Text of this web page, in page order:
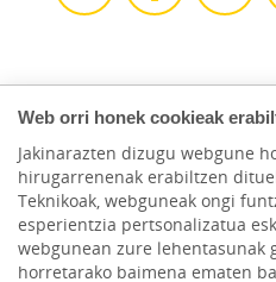
Web orri honek cookieak
Jakinarazten dizugu webgune
hirugarrenenak erabiltzen
Teknikoak, webguneak ongi
esperientzia pertsonalizatua
webgunean zure lehentasunak
horretarako baimena ematen